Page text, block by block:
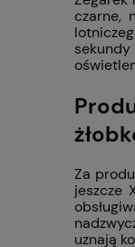
czarne,
Za
jeszcze
uznają